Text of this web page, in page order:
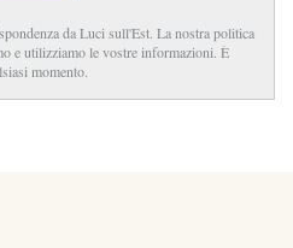
da Luci sull'Est. La nostra politica
e utilizziamo le vostre informazioni. È
momento.